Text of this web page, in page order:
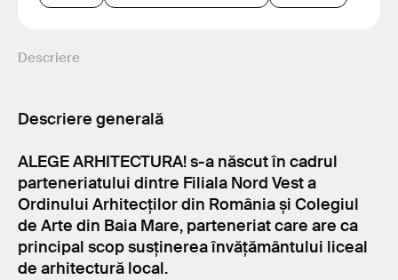
Descriere
Descriere generală
ALEGE ARHITECTURA! s-a născut în cadrul
parteneriatului dintre Filiala Nord Vest a
Ordinului Arhitecților din România și Colegiul
de Arte din Baia Mare, parteneriat care are ca
principal scop susținerea învățământului liceal
de arhitectură local.